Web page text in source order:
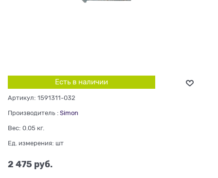
Есть в наличии
Артикул: 1591311-032
Производитель : Simon
Вес: 0.05 кг.
Ед. измерения: шт
2 475 руб.